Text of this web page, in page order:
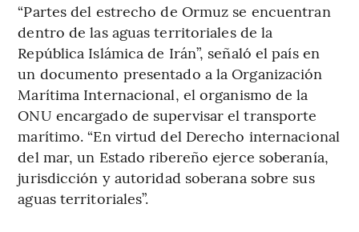
“Partes del estrecho de Ormuz se encuentran
dentro de las aguas territoriales de la
República Islámica de Irán”, señaló el país en
un documento presentado a la Organización
Marítima Internacional, el organismo de la
ONU encargado de supervisar el transporte
marítimo. “En virtud del Derecho internacional
del mar, un Estado ribereño ejerce soberanía,
jurisdicción y autoridad soberana sobre sus
aguas territoriales”.